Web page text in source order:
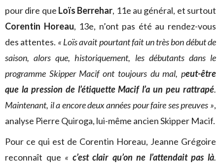
pour dire que Loïs Berrehar, 11e au général, et surtout
Corentin Horeau, 13e, n’ont pas été au rendez-vous
des attentes. « Loïs avait pourtant fait un très bon début de
saison, alors que, historiquement, les débutants dans le
programme Skipper Macif ont toujours du mal, peut-être
que la pression de l’étiquette Macif l’a un peu rattrapé.
Maintenant, il a encore deux années pour faire ses preuves »,
analyse Pierre Quiroga, lui-même ancien Skipper Macif.
Pour ce qui est de Corentin Horeau, Jeanne Grégoire
reconnaît que « c’est clair qu’on ne l’attendait pas là.